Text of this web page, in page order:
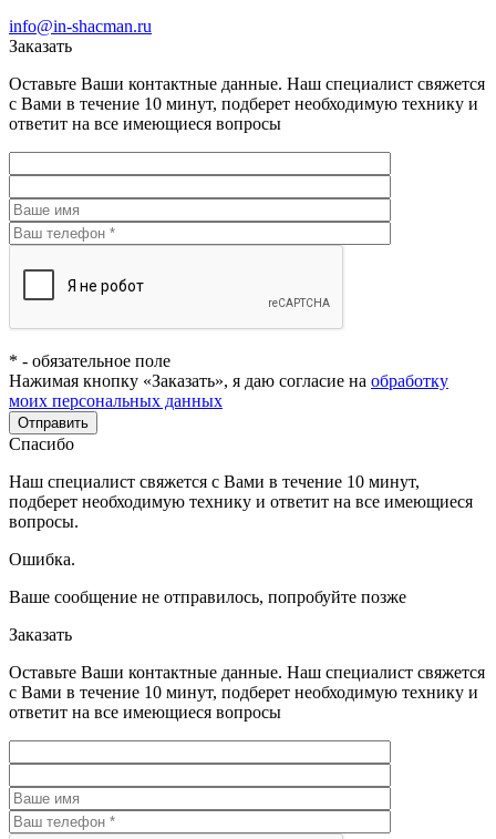
info@in-shacman.ru
Заказать
Оставьте Ваши контактные данные. Наш специалист свяжется
с Вами в течение 10 минут, подберет необходимую технику и
ответит на все имеющиеся вопросы
* - обязательное поле
Нажимая кнопку «Заказать», я даю согласие на обработку
моих персональных данных
Отправить
Спасибо
Наш специалист свяжется с Вами в течение 10 минут,
подберет необходимую технику и ответит на все имеющиеся
вопросы.
Ошибка.
Ваше сообщение не отправилось, попробуйте позже
Заказать
Оставьте Ваши контактные данные. Наш специалист свяжется
с Вами в течение 10 минут, подберет необходимую технику и
ответит на все имеющиеся вопросы